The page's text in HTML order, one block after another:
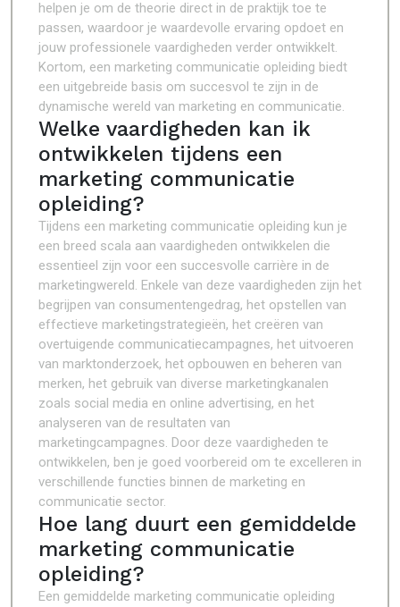
helpen je om de theorie direct in de praktijk toe te
passen, waardoor je waardevolle ervaring opdoet en
jouw professionele vaardigheden verder ontwikkelt.
Kortom, een marketing communicatie opleiding biedt
een uitgebreide basis om succesvol te zijn in de
dynamische wereld van marketing en communicatie.
Welke vaardigheden kan ik
ontwikkelen tijdens een
marketing communicatie
opleiding?
Tijdens een marketing communicatie opleiding kun je
een breed scala aan vaardigheden ontwikkelen die
essentieel zijn voor een succesvolle carrière in de
marketingwereld. Enkele van deze vaardigheden zijn het
begrijpen van consumentengedrag, het opstellen van
effectieve marketingstrategieën, het creëren van
overtuigende communicatiecampagnes, het uitvoeren
van marktonderzoek, het opbouwen en beheren van
merken, het gebruik van diverse marketingkanalen
zoals social media en online advertising, en het
analyseren van de resultaten van
marketingcampagnes. Door deze vaardigheden te
ontwikkelen, ben je goed voorbereid om te excelleren in
verschillende functies binnen de marketing en
communicatie sector.
Hoe lang duurt een gemiddelde
marketing communicatie
opleiding?
Een gemiddelde marketing communicatie opleiding